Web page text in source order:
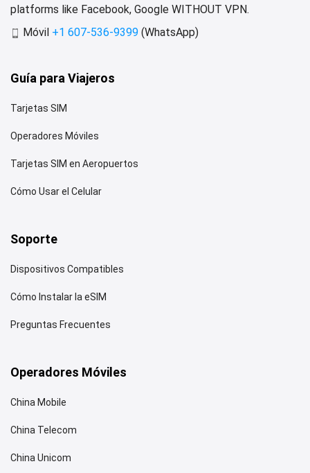
platforms like Facebook, Google WITHOUT VPN.
Móvil +1 607-536-9399 (WhatsApp)
Guía para Viajeros
Tarjetas SIM
Operadores Móviles
Tarjetas SIM en Aeropuertos
Cómo Usar el Celular
Soporte
Dispositivos Compatibles
Cómo Instalar la eSIM
Preguntas Frecuentes
Operadores Móviles
China Mobile
China Telecom
China Unicom